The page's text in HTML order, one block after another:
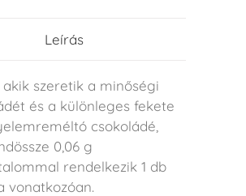
Leírás
akik szeretik a minőségi
és a különleges fekete
csokoládé,
0,06 g
rendelkezik 1 db
vonatkozóan.